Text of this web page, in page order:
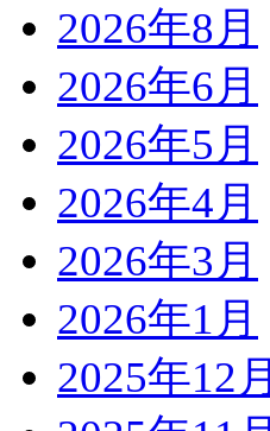
2026年8月
2026年6月
2026年5月
2026年4月
2026年3月
2026年1月
2025年12月